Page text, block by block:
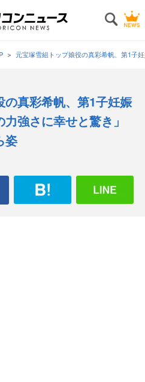
元宝塚雪組トップ娘役の真彩希帆、第1子
真彩希帆、第1子妊娠
強さに幸せと驚き」
姿